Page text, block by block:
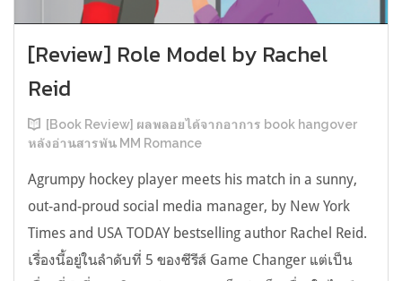
[Review] Role Model by Rachel
Reid
[Book Review] ผลพลอยได้จากอาการ book hangover
หลังอ่านสารพัน MM Romance
Agrumpy hockey player meets his match in a sunny,
out-and-proud social media manager, by New York
Times and USA TODAY bestselling author Rachel Reid.
เรื่องนี้อยู่ในลำดับที่ 5 ของซีรีส์ Game Changer แต่เป็น